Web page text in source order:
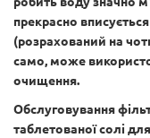
прекрасно
(розрахований на
само, може
очищення.
Обслуговування
таблетованої солі